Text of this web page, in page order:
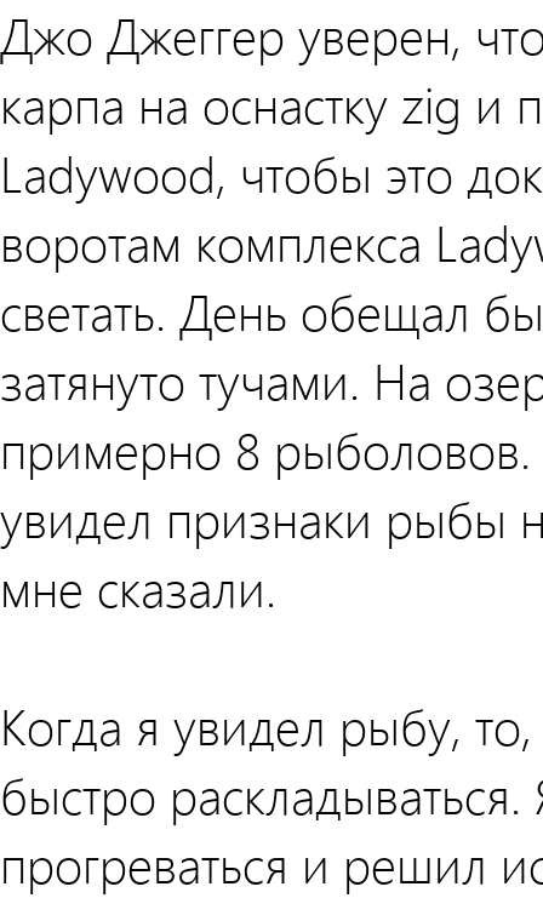
Джо Джеггер уверен,
карпа на оснастку zig и
Ladywood, чтобы это
воротам комплекса
светать. День обещал
затянуто тучами. На
примерно 8
увидел признаки рыбы
мне сказали.
Когда я увидел рыбу,
быстро
прогреваться и решил